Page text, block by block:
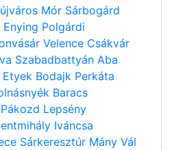
Mór Sárbogárd
Enying Polgárdi
Velence Csákvár
Szabadbattyán Aba
Etyek Bodajk Perkáta
Baracs
Pákozd Lepsény
Iváncsa
Sárkeresztúr Mány Vál